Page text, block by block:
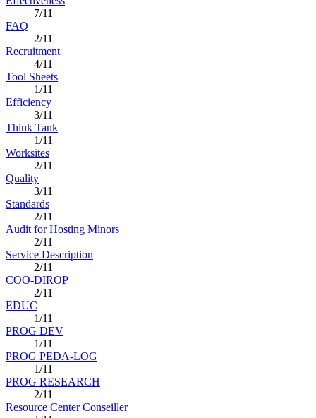
7/11
FAQ
2/11
Recruitment
4/11
Tool Sheets
1/11
Efficiency
3/11
Think Tank
1/11
Worksites
2/11
Quality
3/11
Standards
2/11
Audit for Hosting Minors
2/11
Service Description
2/11
COO-DIROP
2/11
EDUC
1/11
PROG DEV
1/11
PROG PEDA-LOG
1/11
PROG RESEARCH
2/11
Resource Center Conseiller